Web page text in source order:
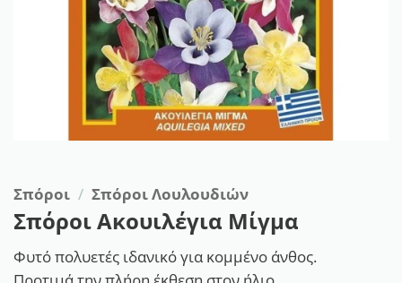
Σπόροι / Σπόροι Λουλουδιών
Σπόροι Ακουιλέγια Μίγμα
Φυτό πολυετές ιδανικό για κομμένο άνθος.